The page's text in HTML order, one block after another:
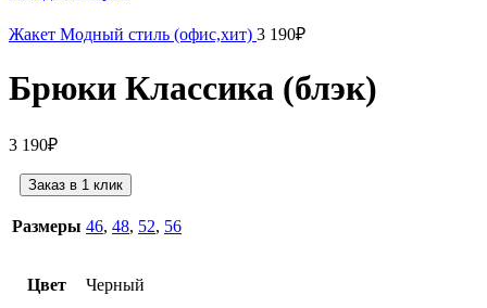
Жакет Модный стиль (офис,хит) 3 190₽
Брюки Классика (блэк)
3 190₽
Заказ в 1 клик
Размеры 46, 48, 52, 56
Цвет Черный